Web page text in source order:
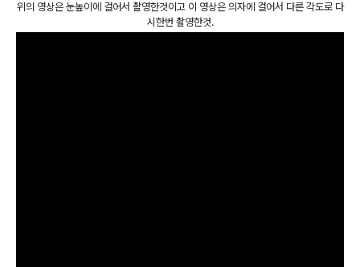
위의 영상은 눈높이에 걸어서 촬영한것이고 이 영상은 의자에 걸어서 다른 각도로 다
시한번 촬영한것.